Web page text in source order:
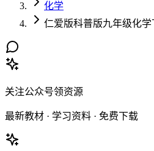
化学
仁爱版科普版九年级化学
关注公众号领资源
最新教材 · 学习资料 · 免费下载